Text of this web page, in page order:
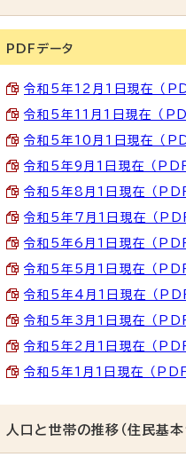
PDFデータ
令和5年12月1日現在 （
令和5年11月1日現在 （
令和5年10月1日現在 （
令和5年9月1日現在 （
令和5年8月1日現在 （
令和5年7月1日現在 （
令和5年6月1日現在 （
令和5年5月1日現在 （
令和5年4月1日現在 （
令和5年3月1日現在 （
令和5年2月1日現在 （
令和5年1月1日現在 （
人口と世帯の推移（住民基本